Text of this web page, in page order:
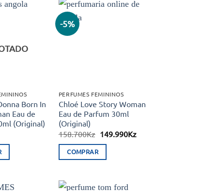
Born In
Eau de
(Original)
-5%
PERFUMES FEMININOS
Chloé Love Story Woman
Eau de Parfum 30ml
(Original)
158.700Kz O
era:
149.990KzO
COMPRAR